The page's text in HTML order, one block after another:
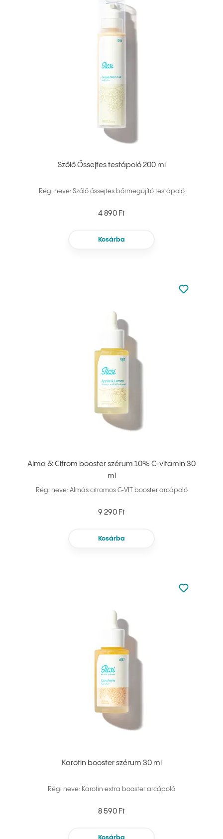
Szőlő Őssejtes testápoló 200 ml
Régi neve: Szőlő őssejtes bőrmegújító testápoló
4 890 Ft
Kosárba
Alma & Citrom booster szérum 10% C-vitamin 30
ml
Régi neve: Almás citromos C-VIT booster arcápoló
9 290 Ft
Kosárba
Nincsen
Hozzáadás
Karotin booster szérum 30 ml
Régi neve: Karotin extra booster arcápoló
8 590 Ft
Kosárba
Nincsen
Hozzáadás